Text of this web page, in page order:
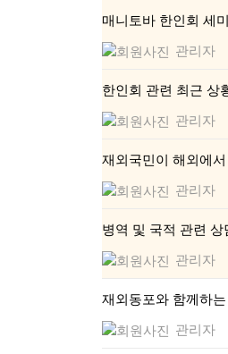
매니토바 한인회 세
관리자
한인회 관련 최근 상
관리자
재외국민이 해외에
관리자
병역 및 국적 관련 상
관리자
재외동포와 함께하
관리자